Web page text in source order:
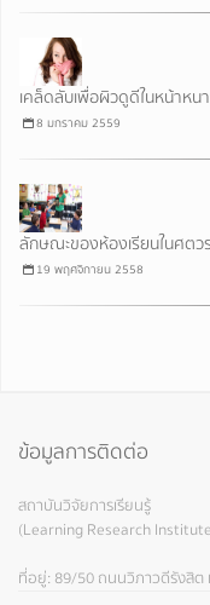
เคล็ดลับเพื่อผิวดูดีในหน้าหน
8 มกราคม 2559
ลักษณะของห้องเรียนในศตว
19 พฤศจิกายน 2558
ข้อมูลการติดต่อ
สถาบันวิจัยการเรียนรู้
(Learning Research
ที่อยู่: 89/50 ถนนวิภาวดีรังสิต